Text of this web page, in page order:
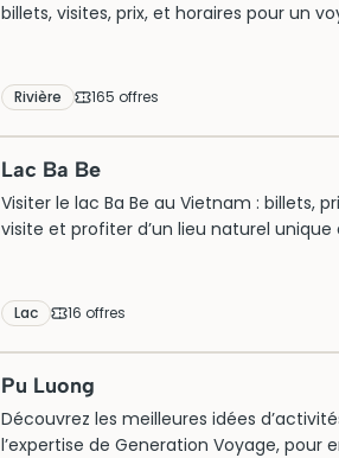
billets, visites, prix, et horaires pour un
Rivière 165 offres
Lac Ba Be
Visiter le lac Ba Be au Vietnam : billets,
visite et profiter d’un lieu naturel
Lac 16 offres
Pu Luong
Découvrez les meilleures idées
l’expertise de Generation Voyage, pour